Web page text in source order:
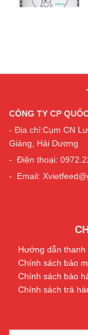
CÔNG TY CP
- Địa chỉ:Cụm CN
Giàng, Hải Dương
- Điện thoại:
- Email:
Hướng dẫn thanh
Chính sách bảo
Chính sách bảo
Chính sách trả